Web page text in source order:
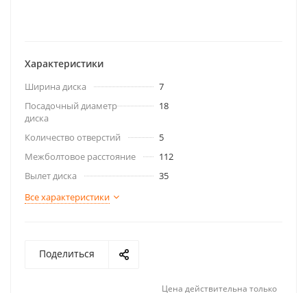
Характеристики
Ширина диска
7
Посадочный диаметр
диска
18
Количество отверстий
5
Межболтовое расстояние
112
Вылет диска
35
Все характеристики
Поделиться
Цена действительна только